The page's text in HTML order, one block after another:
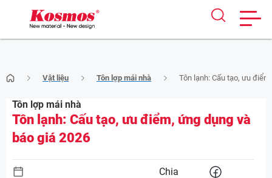
to
content
Vật liệu Tôn lợp mái nhà Tôn lạnh: Cấu tạo, ưu
Tôn lợp mái nhà
Tôn lạnh: Cấu tạo, ưu điểm, ứng dụng và
báo giá 2026
Chia